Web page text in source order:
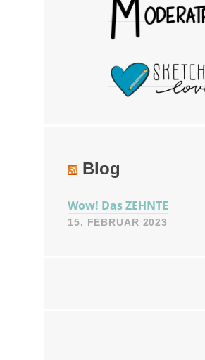
Blog
Wow! Das ZEHNTE
15. FEBRUAR 2023